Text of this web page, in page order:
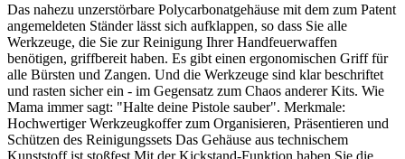
Das nahezu unzerstörbare Polycarbonatgehäuse mit dem zum Patent
angemeldeten Ständer lässt sich aufklappen, so dass Sie alle
Werkzeuge, die Sie zur Reinigung Ihrer Handfeuerwaffen
benötigen, griffbereit haben. Es gibt einen ergonomischen Griff für
alle Bürsten und Zangen. Und die Werkzeuge sind klar beschriftet
und rasten sicher ein - im Gegensatz zum Chaos anderer Kits. Wie
Mama immer sagt: "Halte deine Pistole sauber". Merkmale:
Hochwertiger Werkzeugkoffer zum Organisieren, Präsentieren und
Schützen des Reinigungssets Das Gehäuse aus technischem
Kunststoff ist stoßfest Mit der Kickstand-Funktion haben Sie die